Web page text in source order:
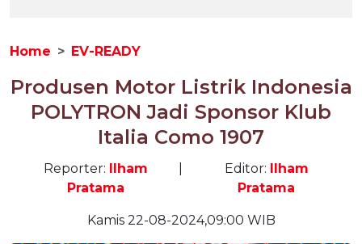
Home EV-READY
Produsen Motor Listrik Indonesia
POLYTRON Jadi Sponsor Klub
Italia Como 1907
Reporter: Ilham
Pratama
Editor: Ilham
Pratama
Kamis 22-08-2024,09:00 WIB